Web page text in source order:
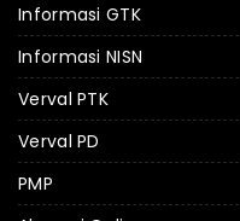
Informasi GTK
Informasi NISN
Verval PTK
Verval PD
PMP